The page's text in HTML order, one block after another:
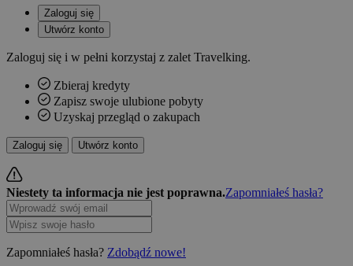
Zaloguj się
Utwórz konto
Zaloguj się i w pełni korzystaj z zalet Travelking.
Zbieraj kredyty
Zapisz swoje ulubione pobyty
Uzyskaj przegląd o zakupach
Zaloguj się Utwórz konto
Niestety ta informacja nie jest poprawna.Zapomniałeś hasła?
Zapomniałeś hasła? Zdobądź nowe!